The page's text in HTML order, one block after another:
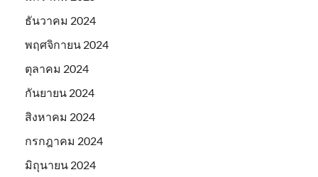
ธันวาคม 2024
พฤศจิกายน 2024
ตุลาคม 2024
กันยายน 2024
สิงหาคม 2024
กรกฎาคม 2024
มิถุนายน 2024